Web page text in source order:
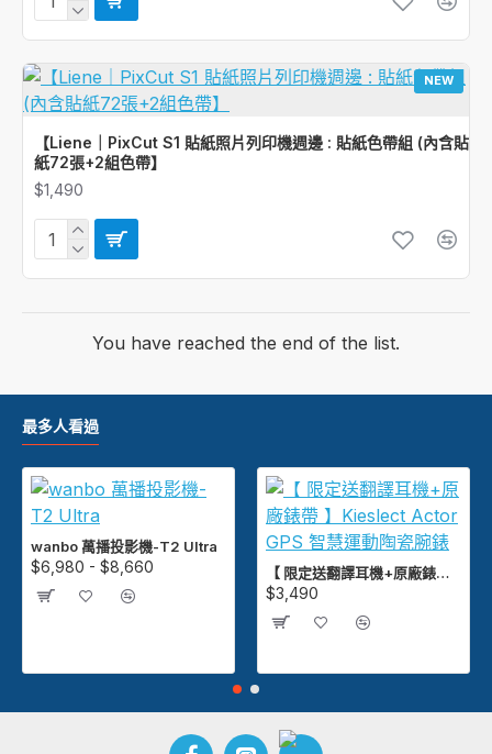
NEW
【Liene｜PixCut S1 貼紙照片列印機週邊 : 貼紙色帶組 (內含貼
紙72張+2組色帶】
$1,490
You have reached the end of the list.
最多人看過
wanbo 萬播投影機-T2 Ultra
$6,980 - $8,660 【 限定送翻譯耳機+原廠錶帶 】Kieslect Actor GPS 智慧運動陶瓷腕錶
$3,490